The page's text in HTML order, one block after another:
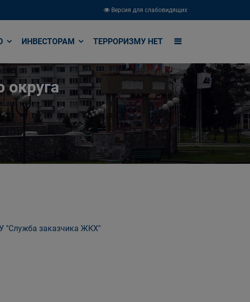
Версия для слабовидящих
ИНВЕСТОРАМ ТЕРРОРИЗМУ НЕТ
округа
"Служба заказчика ЖКХ"